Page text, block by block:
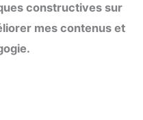
constructives sur
mes contenus et